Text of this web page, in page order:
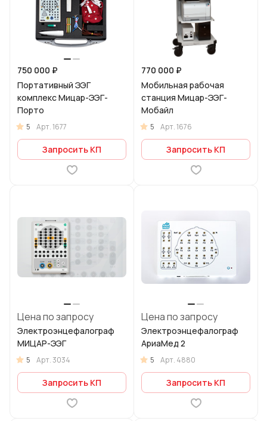
750 000 ₽
Портативный ЭЭГ
комплекс Мицар-ЭЭГ-
Порто
5 Арт.1677
Запросить КП
770 000 ₽
Мобильная рабочая
станция Мицар-ЭЭГ-
Мобайл
5 Арт.1676
Запросить КП
Цена по запросу
Электроэнцефалограф
МИЦАР-ЭЭГ
5 Арт.3034
Запросить КП
Цена по запросу
Электроэнцефалограф
АриаМед 2
5 Арт. 4880
Запросить КП